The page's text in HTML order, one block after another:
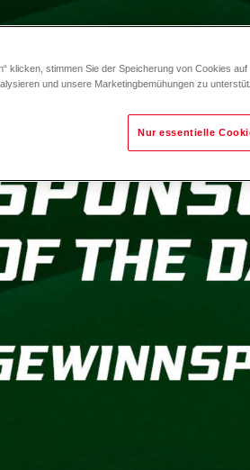
klicken, stimmen Sie der Speicherung von Cookies
und unsere Marketingbemühungen zu
Nur essentielle